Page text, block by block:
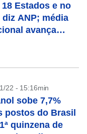
18 Estados e no
diz ANP; média
avança
22 - 15:16min
sobe 7,7%
postos do Brasil
quinzena de